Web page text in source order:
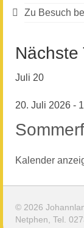
Zu Besuch
Nächste
Juli 20
20. Juli 2026 -
Kalender
© 2026
Netphen, Tel.